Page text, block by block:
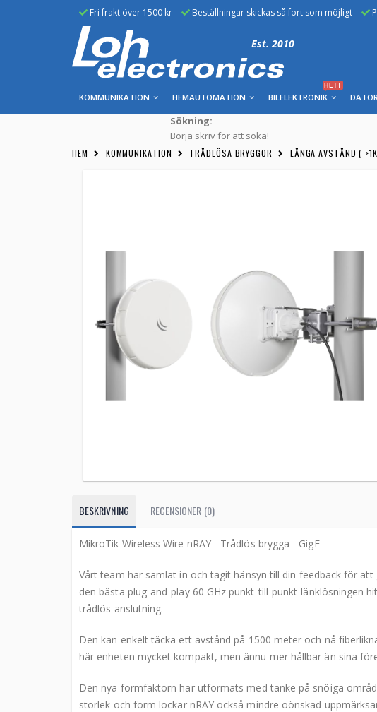
Fri frakt över 1500 kr Beställningar skickas så fort som möjligt
Est. 2010
KOMMUNIKATION HEMAUTOMATION BILELEKTRONIK
HETT
Sökning:
Börja skriv för att söka!
HEM KOMMUNIKATION TRÅDLÖSA BRYGGOR LÅNGA AVSTÅND (
BESKRIVNING RECENSIONER (0)
MikroTik Wireless Wire nRAY - Trådlös brygga - GigE
Vårt team har samlat in och tagit hänsyn till din feedback för
den bästa plug-and-play 60 GHz punkt-till-punkt-länklösningen
trådlös anslutning.
Den kan enkelt täcka ett avstånd på 1500 meter och nå
här enheten mycket kompakt, men ännu mer hållbar än sina
Den nya formfaktorn har utformats med tanke på snöiga
storlek och form lockar nRAY också mindre oönskad